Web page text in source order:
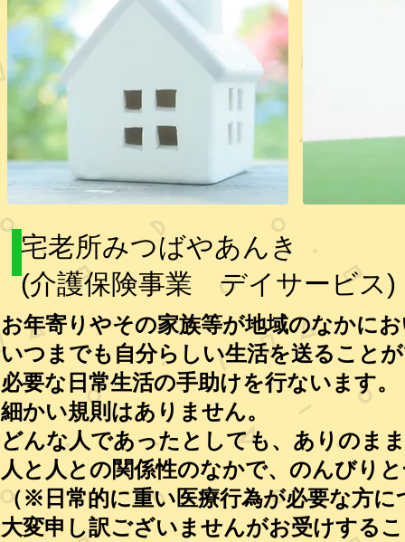
宅老所みつばやあんき
(介護保険事業 デイサービス)
お年寄りやその家族等が地域のなかに
いつまでも自分らしい生活を送ること
必要な日常生活の手助けを行ないます。
細かい規則はありません。
どんな人であったとしても、ありのま
人と人との関係性のなかで、のんびり
（※日常的に重い医療行為が必要な方
大変申し訳ございませんがお受けする